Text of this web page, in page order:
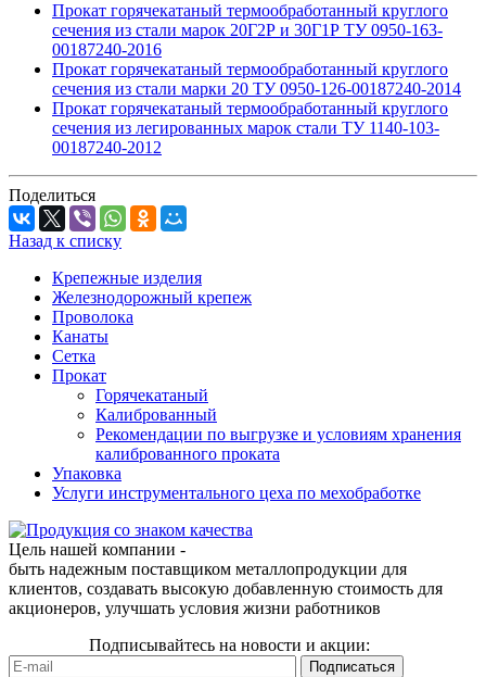
Прокат горячекатаный термообработанный круглого
сечения из стали марок 20Г2Р и 30Г1Р ТУ 0950-163-
00187240-2016
Прокат горячекатаный термообработанный круглого
сечения из стали марки 20 ТУ 0950-126-00187240-2014
Прокат горячекатаный термообработанный круглого
сечения из легированных марок стали ТУ 1140-103-
00187240-2012
Поделиться
Назад к списку
Крепежные изделия
Железнодорожный крепеж
Проволока
Канаты
Сетка
Прокат
Горячекатаный
Калиброванный
Рекомендации по выгрузке и условиям хранения
калиброванного проката
Упаковка
Услуги инструментального цеха по мехобработке
Цель нашей компании -
быть надежным поставщиком металлопродукции для
клиентов, создавать высокую добавленную стоимость для
акционеров, улучшать условия жизни работников
Подписывайтесь на новости и акции: